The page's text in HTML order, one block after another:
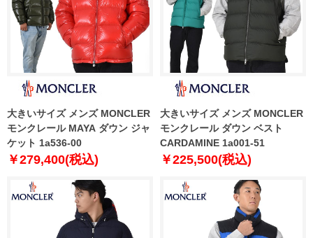
大きいサイズ メンズ MONCLER
モンクレール MAYA ダウン ジャ
ケット 1a536-00
￥279,400(税込)
大きいサイズ メンズ MONCLER
モンクレール ダウン ベスト
CARDAMINE 1a001-51
￥225,500(税込)